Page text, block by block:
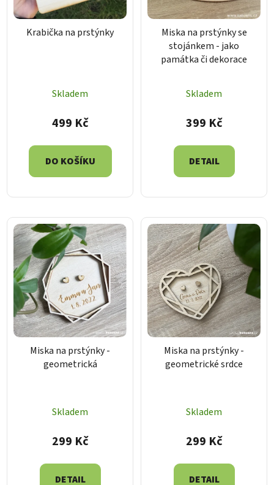
ůo
Krabička na prstýnky
Skladem
499 Kč
DO KOŠÍKU
Miska na prstýnky se
stojánkem - jako
památka či dekorace
Skladem
399 Kč
DETAIL
Miska na prstýnky -
geometrická
Skladem
299 Kč
DETAIL
Miska na prstýnky -
geometrické srdce
Skladem
299 Kč
DETAIL